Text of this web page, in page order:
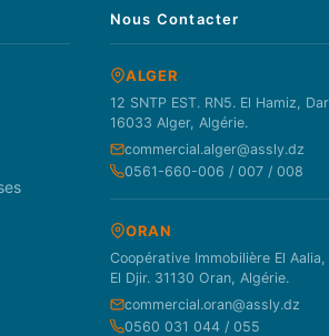
Nous Contacter
ALGER
12 SNTP EST. RN5. El Hamiz,
16033 Alger, Algérie.
commercial.alger@assly.dz
0561-660-006 / 007 / 008
ORAN
Coopérative Immobilière El Aalia,
El Djir. 31130 Oran, Algérie.
commercial.oran@assly.dz
0560 031 044 / 055